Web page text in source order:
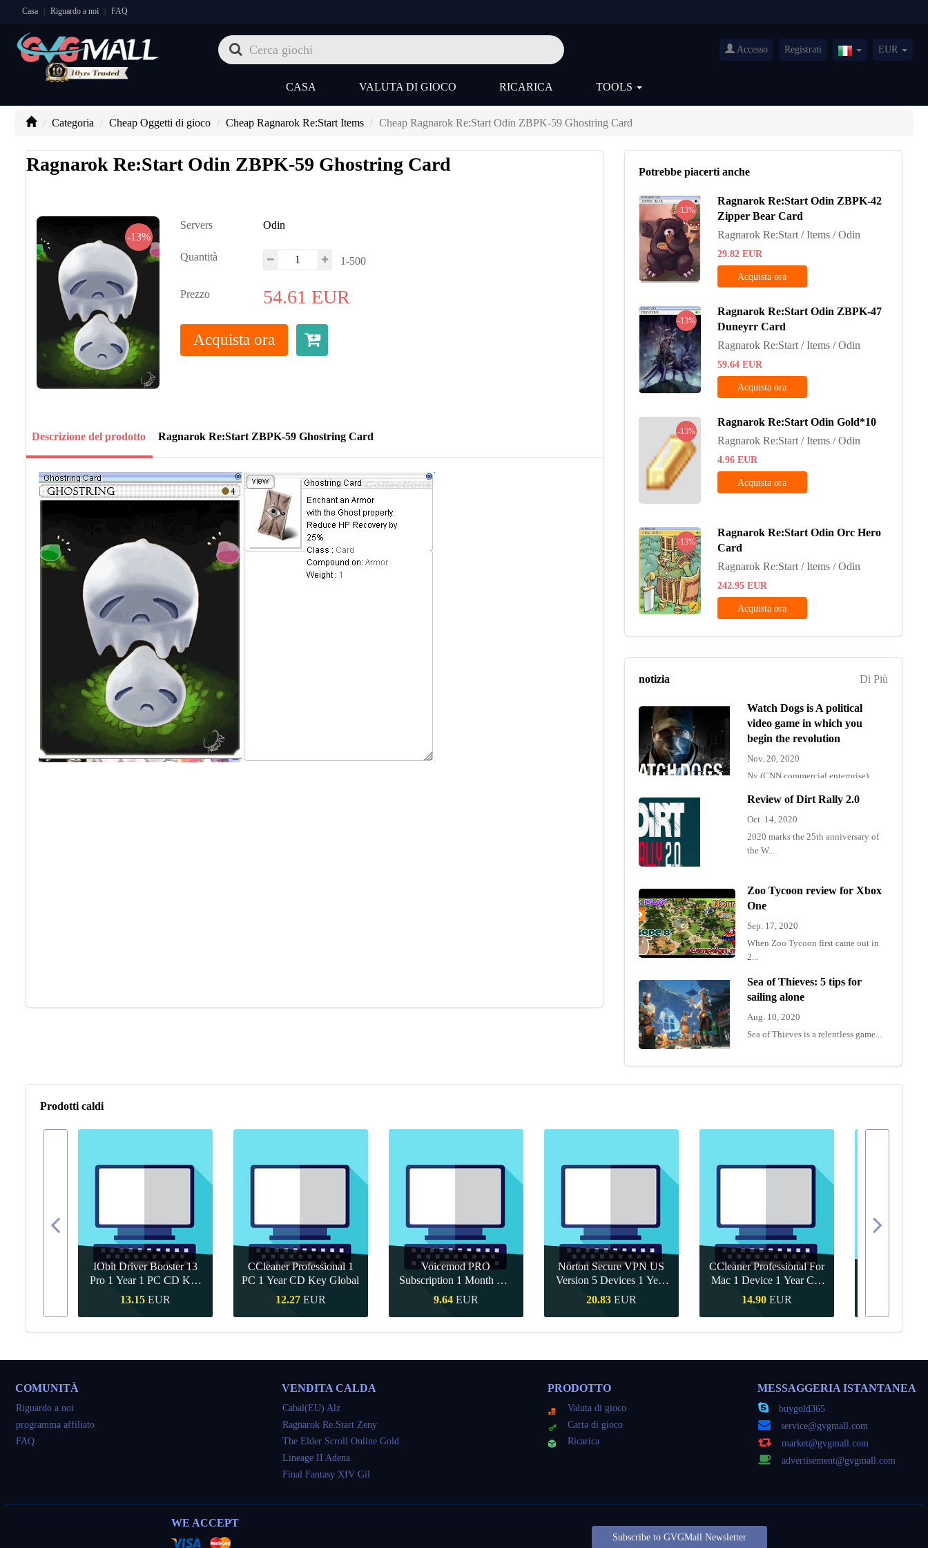
Casa | Riguardo a noi | FAQ
Accesso Registrati Italy(Italiano)
EUR
CASA VALUTA DI GIOCO RICARICA TOOLS
Categoria Cheap Oggetti di gioco Cheap Ragnarok Re:Start Items Cheap Ragnarok Re:Start Odin ZBPK-59 Ghostring Card
Ragnarok Re:Start Odin ZBPK-59 Ghostring Card
-13%
Servers Odin
Quantità 1-500
Prezzo 54.61 EUR
Acquista ora
Descrizione del prodotto Ragnarok Re:Start ZBPK-59 Ghostring Card
Potrebbe piacerti anche
-13%
Ragnarok Re:Start Odin ZBPK-42
Zipper Bear Card
Ragnarok Re:Start / Items / Odin
29.82 EUR
Acquista ora
-13%
Ragnarok Re:Start Odin ZBPK-47
Duneyrr Card
Ragnarok Re:Start / Items / Odin
59.64 EUR
Acquista ora
-13%
Ragnarok Re:Start Odin Gold*10
Ragnarok Re:Start / Items / Odin
4.96 EUR
Acquista ora
-13%
Ragnarok Re:Start Odin Orc Hero
Card
Ragnarok Re:Start / Items / Odin
242.95 EUR
Acquista ora
Di Più
notizia
Watch Dogs is A political
video game in which you
begin the revolution
Nov. 20, 2020
Ny (CNN commercial enterprise)
Review of Dirt Rally 2.0
Oct. 14, 2020
2020 marks the 25th anniversary of
the W...
Zoo Tycoon review for Xbox
One
Sep. 17, 2020
When Zoo Tycoon first came out in
2...
Sea of Thieves: 5 tips for
sailing alone
Aug. 10, 2020
Sea of Thieves is a relentless game...
Prodotti caldi
IObit Driver Booster 13
Pro 1 Year 1 PC CD Key
Global
13.15 EUR
Acquisto veloce
CCleaner Professional 1
PC 1 Year CD Key Global
12.27 EUR
Acquisto veloce
Voicemod PRO
Subscription 1 Month CD
Key Global
9.64 EUR
Acquisto veloce
Norton Secure VPN US
Version 5 Devices 1 Year
CD Key
20.83 EUR
Acquisto veloce
CCleaner Professional For
Mac 1 Device 1 Year CD
Key Global
14.90 EUR
Acquisto veloce Acquisto
COMUNITÀ
Riguardo a noi
programma affiliato
FAQ
VENDITA CALDA
Cabal(EU) Alz
Ragnarok Re:Start Zeny
The Elder Scroll Online Gold
Lineage II Adena
Final Fantasy XIV Gil
PRODOTTO
Valuta di gioco
Carta di gioco
Ricarica
MESSAGGERIA ISTANTANEA
buygold365
service@gvgmall.com
market@gvgmall.com
advertisement@gvgmall.com
WE ACCEPT
Subscribe to GVGMall Newsletter